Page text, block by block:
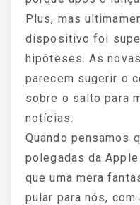
Plus, mas
dispositivo foi
hipóteses. As
parecem sugerir o
sobre o salto para
notícias.
Quando pensamos
polegadas da
que uma mera
pular para nós,